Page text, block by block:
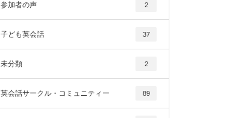
参加者の声 2
子ども英会話 37
未分類 2
英会話サークル・コミュニティー 89